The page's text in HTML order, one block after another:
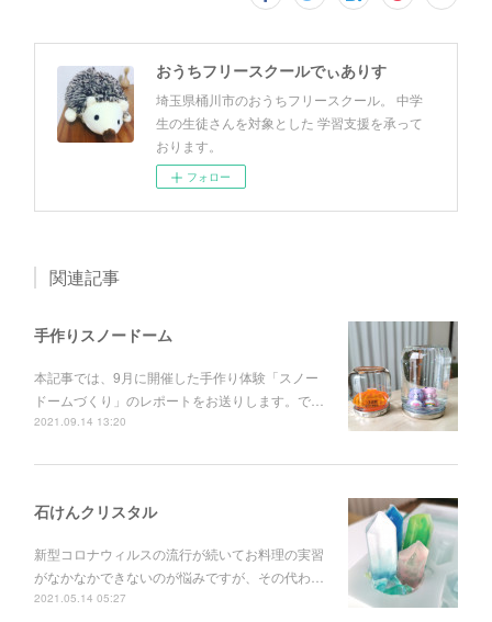
おうちフリースクールでぃありす
埼玉県桶川市のおうちフリースクール。 中学
生の生徒さんを対象とした 学習支援を承って
おります。
フォロー
関連記事
手作りスノードーム
本記事では、9月に開催した手作り体験「スノー
ドームづくり」のレポートをお送りします。で…
2021.09.14 13:20
石けんクリスタル
新型コロナウィルスの流行が続いてお料理の実習
がなかなかできないのが悩みですが、その代わ…
2021.05.14 05:27